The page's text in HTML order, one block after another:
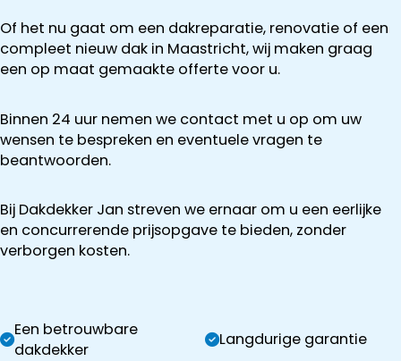
Of het nu gaat om een dakreparatie, renovatie of een
compleet nieuw dak in Maastricht, wij maken graag
een op maat gemaakte offerte voor u.
Binnen 24 uur nemen we contact met u op om uw
wensen te bespreken en eventuele vragen te
beantwoorden.
Bij Dakdekker Jan streven we ernaar om u een eerlijke
en concurrerende prijsopgave te bieden, zonder
verborgen kosten.
Een betrouwbare
dakdekker
Langdurige garantie